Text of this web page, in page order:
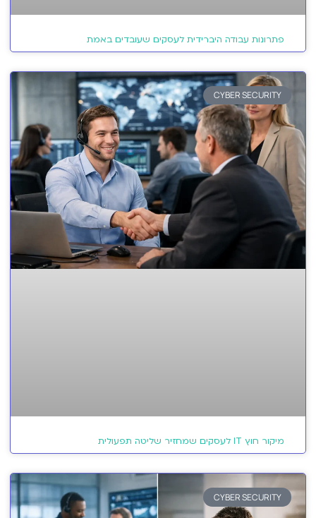
פתרונות עבודה היברידית לעסקים שעובדים באמת
CYBER SECURITY
מיקור חוץ IT לעסקים שמחזיר שליטה תפעולית
CYBER SECURITY